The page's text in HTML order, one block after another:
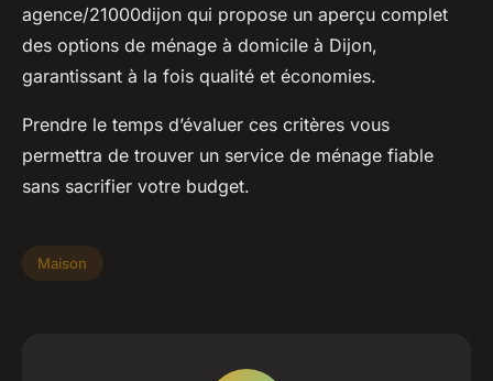
agence/21000dijon qui propose un aperçu complet
des options de ménage à domicile à Dijon,
garantissant à la fois qualité et économies.
Prendre le temps d’évaluer ces critères vous
permettra de trouver un service de ménage fiable
sans sacrifier votre budget.
Maison